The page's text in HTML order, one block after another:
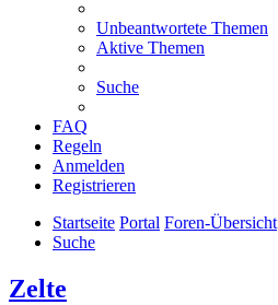
Unbeantwortete Themen
Aktive Themen
Suche
FAQ
Regeln
Anmelden
Registrieren
Startseite Portal Foren-Übersicht
Suche
Zelte